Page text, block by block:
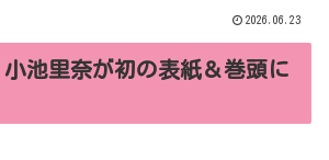
2026.06.23
小池里奈が初の表紙＆巻頭に